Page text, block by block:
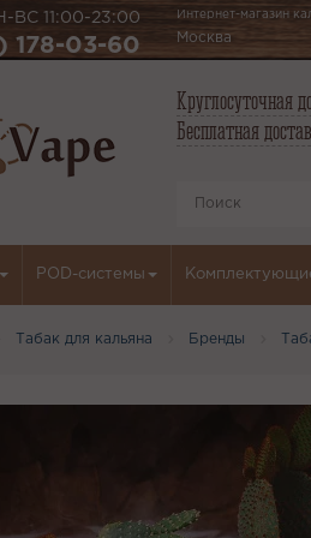
ВС 11:00-23:00
178-03-60
Интернет-магазин
Москва
Круглосуточная
Бесплатная
POD-системы
Табак для кальяна Бренды